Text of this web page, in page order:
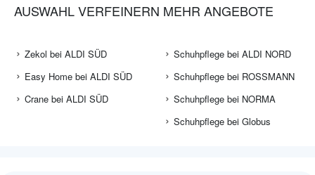
AUSWAHL VERFEINERN
Zekol bei ALDI SÜD
Easy Home bei ALDI SÜD
Crane bei ALDI SÜD
MEHR ANGEBOTE
Schuhpflege bei ALDI NORD
Schuhpflege bei ROSSMANN
Schuhpflege bei NORMA
Schuhpflege bei Globus